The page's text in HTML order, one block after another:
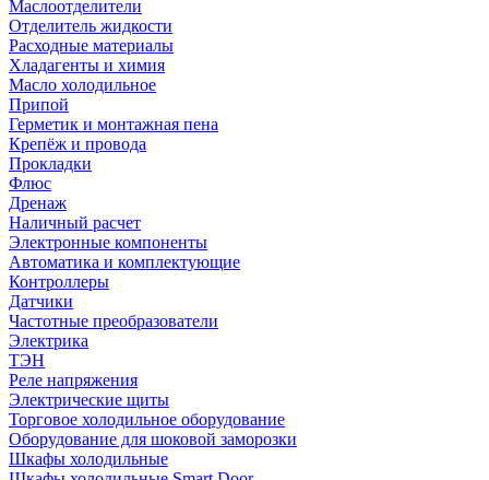
Маслоотделители
Отделитель жидкости
Расходные материалы
Хладагенты и химия
Масло холодильное
Припой
Герметик и монтажная пена
Крепёж и провода
Прокладки
Флюс
Дренаж
Наличный расчет
Электронные компоненты
Автоматика и комплектующие
Контроллеры
Датчики
Частотные преобразователи
Электрика
ТЭН
Реле напряжения
Электрические щиты
Торговое холодильное оборудование
Оборудование для шоковой заморозки
Шкафы холодильные